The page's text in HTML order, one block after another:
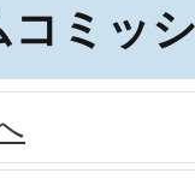
コミッ